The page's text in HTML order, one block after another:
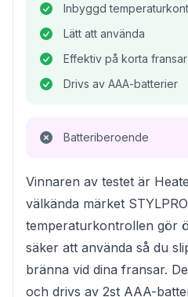
Inbyggd
Lätt att använda
Effektiv på korta fransar
Drivs av AAA-batterier
Batteriberoende
Vinnaren av testet är
välkända märket
temperaturkontrollen gör
säker att använda så du
bränna vid dina fransar.
och drivs av 2st AAA-